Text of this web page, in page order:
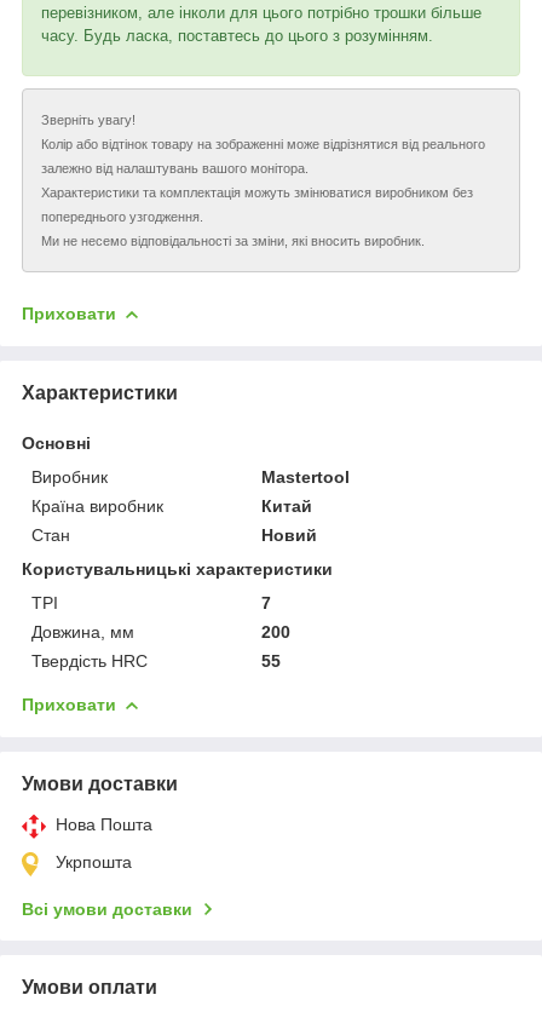
перевізником, але інколи для цього потрібно трошки більше
часу. Будь ласка, поставтесь до цього з розумінням.
Зверніть увагу!
Колір або відтінок товару на зображенні може відрізнятися від реального
залежно від налаштувань вашого монітора.
Характеристики та комплектація можуть змінюватися виробником без
попереднього узгодження.
Ми не несемо відповідальності за зміни, які вносить виробник.
Приховати
Характеристики
Основні
Виробник
Mastertool
Країна виробник
Китай
Стан
Новий
Користувальницькі характеристики
TPI
7
Довжина, мм
200
Твердість HRC
55
Приховати
Умови доставки
Нова Пошта
Укрпошта
Всі умови доставки
Умови оплати